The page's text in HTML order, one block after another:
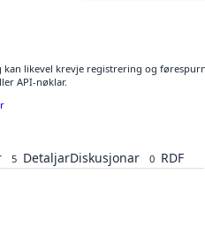
likevel krevje registrering og
API-nøklar.
5 DetaljarDiskusjonar 0 RDF